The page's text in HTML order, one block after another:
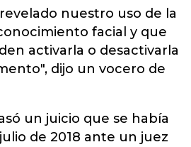
nuestro uso de la
facial y que
activarla o desactivarla
dijo un vocero de
un juicio que se había
de 2018 ante un juez